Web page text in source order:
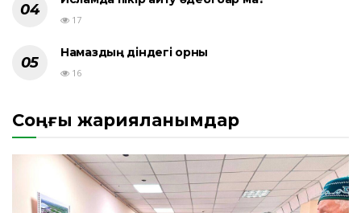
17
Намаздың діндегі орны
16
Соңғы жарияланымдар